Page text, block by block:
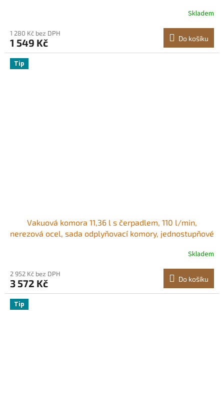
automobilových klimatizací, odplyňování pryskyřice,
součástí balení je olej Protiskluzová rukojeť
Skladem
1 280 Kč bez DPH
1 549 Kč Do košíku
Tip
Vakuová komora 11,36 l s čerpadlem, 110 l/min,
nerezová ocel, sada odplyňovací komory, jednostupňové
olej, pro stabilizaci dřeva, odplyňování silikonovou
Skladem
2 952 Kč bez DPH
3 572 Kč Do košíku
Tip